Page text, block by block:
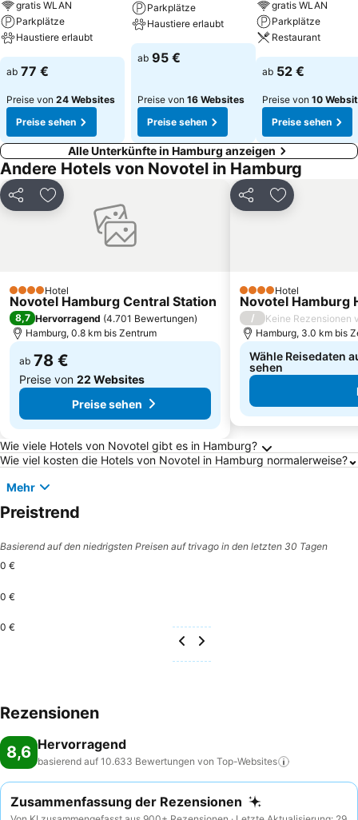
gratis WLAN
Parkplätze
Haustiere erlaubt
ab 77 €
Preise von 24 Websites
Preise sehen
Parkplätze
Haustiere erlaubt
ab 95 €
Preise von 16 Websites
Preise sehen
gratis WLAN
Parkplätze
Restaurant
ab 52 €
Preise von 10
Preise sehen
Alle Unterkünfte in Hamburg anzeigen
Andere Hotels von Novotel in Hamburg
Teilen Zu Favoriten hinzufügen
4 SterneHotel
Novotel Hamburg Central Station
8,7 Hervorragend (4.701 Bewertungen)
Hamburg, 0.8 km bis Zentrum
ab 78 €
Preise von 22 Websites
Preise sehen
Teilen Zu Favoriten
4 SterneHotel
Novotel Hamburg
/
Keine Rezensionen
Hamburg, 3.0 km bis
Wähle Reisedaten
sehen
Häufig gestellte Fragen zu Hamburg
Wie viele Hotels von Novotel gibt es in Hamburg?
Wie viel kosten die Hotels von Novotel in Hamburg normalerweise?
Mehr
Preistrend
Basierend auf den niedrigsten Preisen auf trivago in den letzten 30 Tagen
0 €
0 €
0 €
Rezensionen
8,6 Hervorragend
basierend auf 10.633 Bewertungen von Top-Websites
Zusammenfassung der Rezensionen